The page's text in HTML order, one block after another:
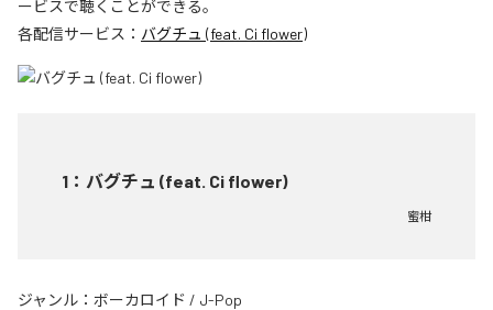
ービスで聴くことができる。
各配信サービス： バグチュ (feat. Ci flower)
1 ： バグチュ (feat. Ci flower)
蜜柑
ジャンル： ボーカロイド / J-Pop